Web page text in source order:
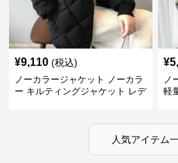
¥9,110 (税込)
ノーカラージャケット ノーカラ
ー キルティングジャケット レデ
¥
ノ
軽
人気アイテム